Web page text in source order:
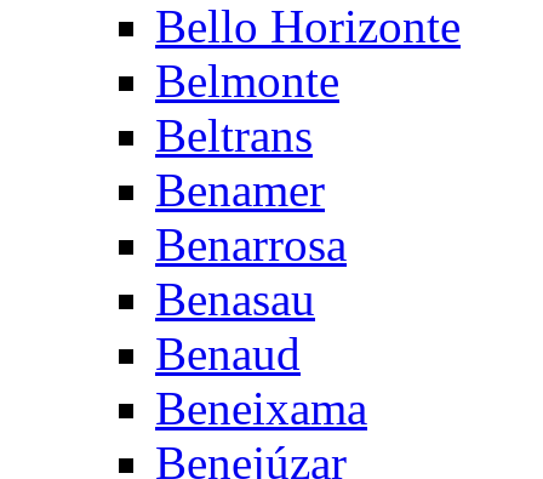
Bello Horizonte
Belmonte
Beltrans
Benamer
Benarrosa
Benasau
Benaud
Beneixama
Benejúzar